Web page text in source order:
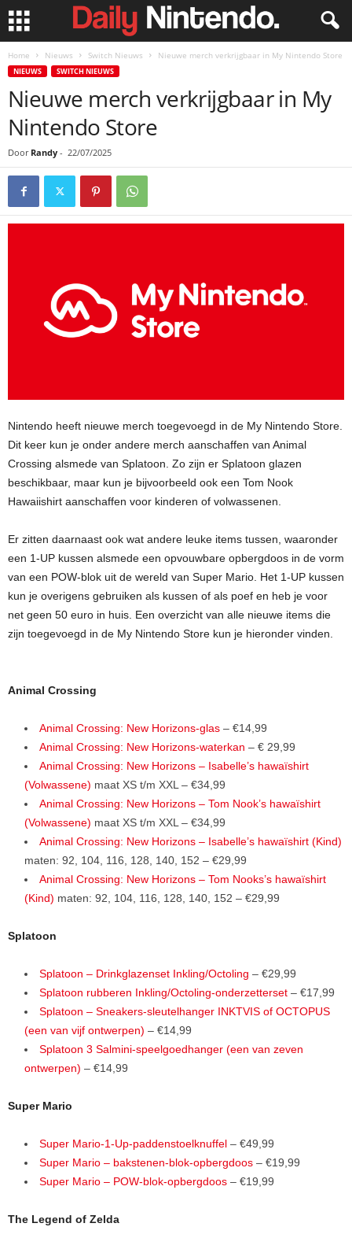
Home Nieuws Switch Nieuws Nieuwe merch verkrijgbaar in My Nintendo Store
NIEUWS SWITCH NIEUWS
Nieuwe merch verkrijgbaar in My
Nintendo Store
Door Randy - 22/07/2025
Nintendo heeft nieuwe merch toegevoegd in de My Nintendo Store.
Dit keer kun je onder andere merch aanschaffen van Animal
Crossing alsmede van Splatoon. Zo zijn er Splatoon glazen
beschikbaar, maar kun je bijvoorbeeld ook een Tom Nook
Hawaiishirt aanschaffen voor kinderen of volwassenen.
Er zitten daarnaast ook wat andere leuke items tussen, waaronder
een 1-UP kussen alsmede een opvouwbare opbergdoos in de vorm
van een POW-blok uit de wereld van Super Mario. Het 1-UP kussen
kun je overigens gebruiken als kussen of als poef en heb je voor
net geen 50 euro in huis. Een overzicht van alle nieuwe items die
zijn toegevoegd in de My Nintendo Store kun je hieronder vinden.
Animal Crossing
Animal Crossing: New Horizons-glas – €14,99
Animal Crossing: New Horizons-waterkan – € 29,99
Animal Crossing: New Horizons – Isabelle’s hawaïshirt
(Volwassene) maat XS t/m XXL – €34,99
Animal Crossing: New Horizons – Tom Nook’s hawaïshirt
(Volwassene) maat XS t/m XXL – €34,99
Animal Crossing: New Horizons – Isabelle’s hawaïshirt (Kind)
maten: 92, 104, 116, 128, 140, 152 – €29,99
Animal Crossing: New Horizons – Tom Nooks’s hawaïshirt
(Kind) maten: 92, 104, 116, 128, 140, 152 – €29,99
Splatoon
Splatoon – Drinkglazenset Inkling/Octoling – €29,99
Splatoon rubberen Inkling/Octoling-onderzetterset – €17,99
Splatoon – Sneakers-sleutelhanger INKTVIS of OCTOPUS
(een van vijf ontwerpen) – €14,99
Splatoon 3 Salmini-speelgoedhanger (een van zeven
ontwerpen) – €14,99
Super Mario
Super Mario-1-Up-paddenstoelknuffel – €49,99
Super Mario – bakstenen-blok-opbergdoos – €19,99
Super Mario – POW-blok-opbergdoos – €19,99
The Legend of Zelda